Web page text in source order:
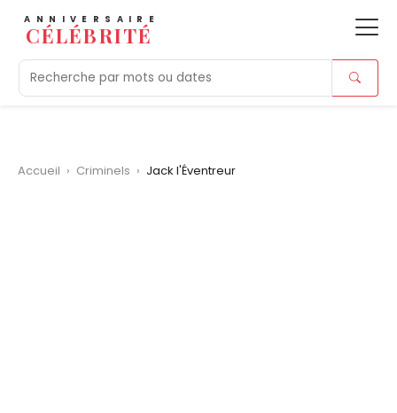
ANNIVERSAIRE
CÉLÉBRITÉ
Aujourd'hui Tendances Morts
Accueil › Criminels › Jack l'Éventreur